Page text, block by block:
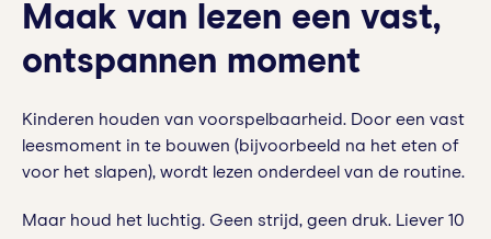
Maak van lezen een vast,
ontspannen moment
Kinderen houden van voorspelbaarheid. Door een vast
leesmoment in te bouwen (bijvoorbeeld na het eten of
voor het slapen), wordt lezen onderdeel van de routine.
Maar houd het luchtig. Geen strijd, geen druk. Liever 10